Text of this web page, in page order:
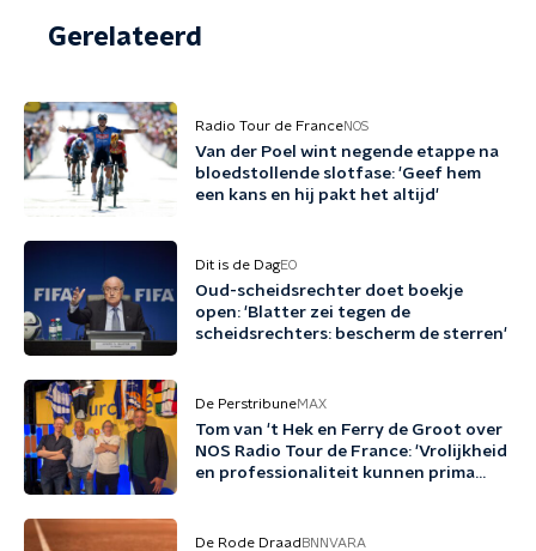
Gerelateerd
Radio Tour de FranceNOS
Van der Poel wint negende etappe na
bloedstollende slotfase: 'Geef hem
een kans en hij pakt het altijd'
Dit is de DagEO
Oud-scheidsrechter doet boekje
open: 'Blatter zei tegen de
scheidsrechters: bescherm de sterren'
De PerstribuneMAX
Tom van 't Hek en Ferry de Groot over
NOS Radio Tour de France: 'Vrolijkheid
en professionaliteit kunnen prima
De Rode Draad BNNVARA